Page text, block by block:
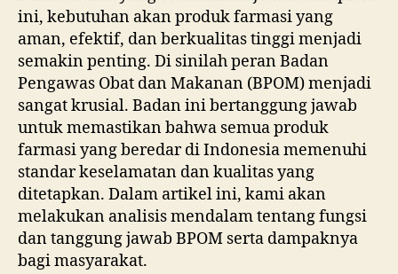
ini, kebutuhan akan produk farmasi yang
aman, efektif, dan berkualitas tinggi menjadi
semakin penting. Di sinilah peran Badan
Pengawas Obat dan Makanan (BPOM) menjadi
sangat krusial. Badan ini bertanggung jawab
untuk memastikan bahwa semua produk
farmasi yang beredar di Indonesia memenuhi
standar keselamatan dan kualitas yang
ditetapkan. Dalam artikel ini, kami akan
melakukan analisis mendalam tentang fungsi
dan tanggung jawab BPOM serta dampaknya
bagi masyarakat.